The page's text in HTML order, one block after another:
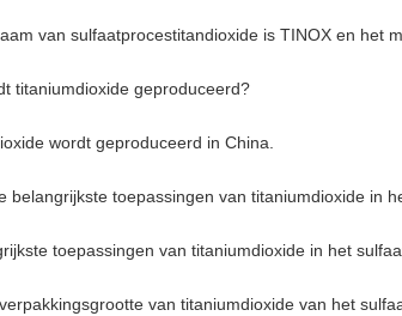
van sulfaatprocestitandioxide is TINOX en het
titaniumdioxide geproduceerd?
wordt geproduceerd in China.
belangrijkste toepassingen van titaniumdioxide in
toepassingen van titaniumdioxide in het
van titaniumdioxide van het